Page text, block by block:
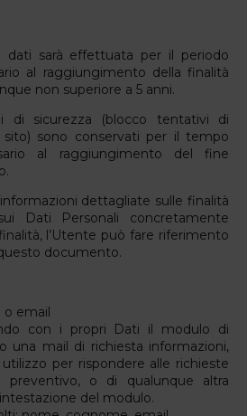
dati sarà effettuata per il periodo
al raggiungimento della finalità
non superiore a 5 anni.
sicurezza (blocco tentativi di
sono conservati per il tempo
al raggiungimento del fine
dettagliate sulle finalità
Dati Personali concretamente
l’Utente può fare riferimento
documento.
email
con i propri Dati il modulo di
una mail di richiesta informazioni,
per rispondere alle richieste
preventivo, o di qualunque altra
del modulo.